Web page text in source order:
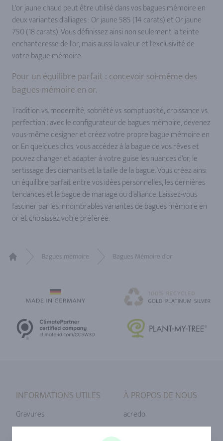
L'or jaune chaud peut être utilisé dans vos bagues mémoire en
deux variantes d'alliages : Or jaune 585 (14 carats) et Or jaune
750 (18 carats). Vous définissez ainsi non seulement la teinte
enchanteresse de l'or, mais aussi la valeur et l'exclusivité de
votre bague mémoire.
Pour un équilibre parfait : concevoir soi-même des
bagues mémoire en or.
Tradition vs. modernité, sobriété vs. somptuosité, croissance vs.
perfection : avec le configurateur de bagues mémoire, devenez
vous-même designer et créez votre propre bague mémoire en
or. En quelques clics, vous accédez à la bague de vos rêves et
pouvez changer et adapter à votre guise les nuances d'or, le
sertissage des diamants et la taille de la bague. Vous créez ainsi
un équilibre parfait entre vos idées personnelles, les dernières
tendances et la bague de mariage ou d'alliance. Laissez-vous
fasciner par les innombrables variantes de bagues mémoire en
or et choisissez votre préférée.
Bagues mémoire Bagues Mémoire d'or
INFORMATIONS UTILES
Gravures
À PROPOS DE NOUS
acredo